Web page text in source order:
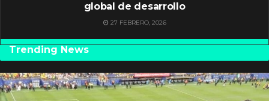
global de desarrollo
27 FEBRERO, 2026
Trending News